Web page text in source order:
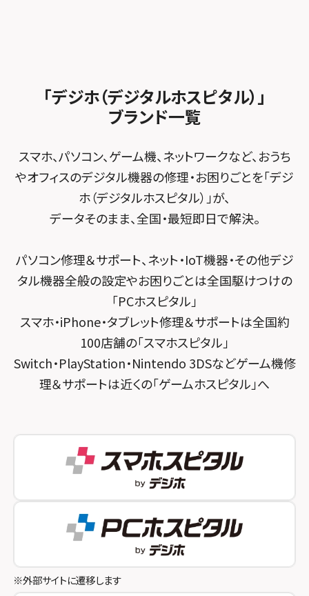
スマホスピタル テルル松戸五香
スマホスピタル テルル宮野木
スマホスピタル千葉
スマホスピタル 大森
スマホスピタル練馬
スマホスピタル 神田
スマホスピタル三軒茶屋
スマホスピタル秋葉原
スマホスピタル 自由が丘
スマホスピタルオリナス錦糸町
スマホスピタル テルル成増
スマホスピタル池袋
スマホスピタル八王子
スマホスピタル平和が丘
スマホスピタル春日井勝川
スマホスピタル住道オペラパーク
スマホスピタル東大阪ロンモール布施
スマホスピタル堺
スマホスピタル 堺出張所
スマホスピタル京都河原町
スマホスピタル宇治槙島
スマホスピタル烏丸
スマホスピタル 京都宇治
スマホスピタル 福知山
スマホスピタル神戸三宮
スマホスピタル by デジホ 姫路キャスパ
スマホスピタル伊丹
スマホスピタル奈良生駒
スマホスピタル和歌山
MacBook修理メニュー
FCNTスマートフォン修理
「デジホ（デジタルホスピタル）」
ブランド一覧
スマホ、パソコン、ゲーム機、ネットワークなど、おうち
やオフィスのデジタル機器の修理・お困りごとを「デジ
ホ（デジタルホスピタル）」が、
データそのまま、全国・最短即日で解決。
パソコン修理＆サポート、ネット・IoT機器・その他デジ
タル機器全般の設定やお困りごとは全国駆けつけの
「PCホスピタル」
スマホ・iPhone・タブレット修理＆サポートは全国約
100店舗の「スマホスピタル」
Switch・PlayStation・Nintendo 3DSなどゲーム機修
理＆サポートは近くの「ゲームホスピタル」へ
※外部サイトに遷移します